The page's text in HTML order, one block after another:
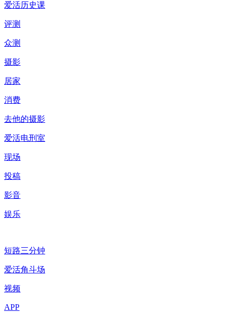
爱活历史课
评测
众测
摄影
居家
消费
去他的摄影
爱活电刑室
现场
投稿
影音
娱乐
短路三分钟
爱活角斗场
视频
APP